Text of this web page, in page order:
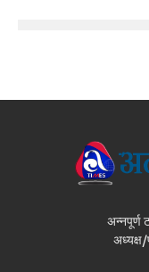
अन्नपूर्ण